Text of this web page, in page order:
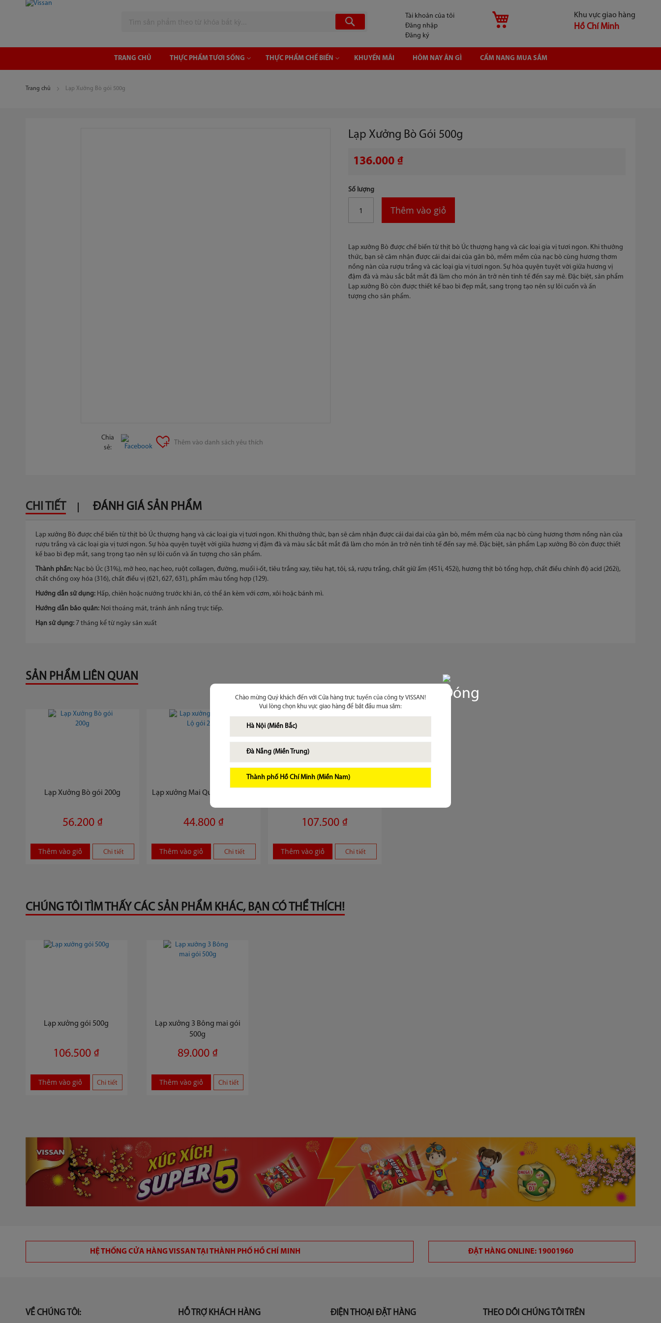
Tài khoản của tôi
Đăng nhập
Đăng ký
Khu vực giao hàng
Hồ Chí Minh
Chào mừng Quý khách đến với Cửa hàng trực tuyến của công ty VISSAN!
Vui lòng chọn khu vực giao hàng để bắt đầu mua sắm:
Hà Nội (Miền Bắc)
Đà Nẵng (Miền Trung)
Thành phố Hồ Chí Minh (Miền Nam)
TRANG CHỦ THỰC PHẨM TƯƠI SỐNG THỰC PHẨM CHẾ BIẾN KHUYẾN MÃI HÔM NAY ĂN GÌ CẨM NANG MUA SẮM
Trang chủ Lạp Xưởng Bò gói 500g
Lạp Xưởng Bò Gói 500g
136.000 ₫
Số lượng
Thêm vào giỏ
Lạp xưởng Bò được chế biến từ thịt bò Úc thượng hạng và các loại gia vị tươi ngon. Khi thưởng
thức, bạn sẽ cảm nhận được cái dai dai của gân bò, mềm mềm của nạc bò cùng hương thơm
nồng nàn của rượu trắng và các loại gia vị tươi ngon. Sự hòa quyện tuyệt vời giữa hương vị
đậm đà và màu sắc bắt mắt đã làm cho món ăn trở nên tinh tế đến say mê. Đặc biệt, sản phẩm
Lạp xưởng Bò còn được thiết kế bao bì đẹp mắt, sang trọng tạo nên sự lôi cuốn và ấn
tượng cho sản phẩm.
ảnh
Thêm vào danh sách yêu thích
Chia
sẻ:
CHI TIẾT
Lạp xưởng Bò được chế biến từ thịt bò Úc thượng hạng và các loại gia vị tươi ngon. Khi thưởng thức, bạn sẽ cảm nhận được cái dai dai của gân bò, mềm mềm của nạc bò cùng hương thơm nồng nàn của
rượu trắng và các loại gia vị tươi ngon. Sự hòa quyện tuyệt vời giữa hương vị đậm đà và màu sắc bắt mắt đã làm cho món ăn trở nên tinh tế đến say mê. Đặc biệt, sản phẩm Lạp xưởng Bò còn được thiết
kế bao bì đẹp mắt, sang trọng tạo nên sự lôi cuốn và ấn tượng cho sản phẩm.
Thành phần: Nạc bò Úc (31%), mỡ heo, nạc heo, ruột collagen, đường, muối i-ốt, tiêu trắng xay, tiêu hạt, tỏi, sả, rượu trắng, chất giữ ấm (451i, 452i), hương thịt bò tổng hợp, chất điều chỉnh độ acid (262i),
chất chống oxy hóa (316), chất điều vị (621, 627, 631), phẩm màu tổng hợp (129).
Hướng dẫn sử dụng: Hấp, chiên hoặc nướng trước khi ăn, có thể ăn kèm với cơm, xôi hoặc bánh mì.
Hướng dẫn bảo quản: Nơi thoáng mát, tránh ánh nắng trực tiếp.
Hạn sử dụng: 7 tháng kể từ ngày sản xuất
ĐÁNH GIÁ SẢN PHẨM
SẢN PHẨM LIÊN QUAN
Lạp Xưởng Bò gói 200g
56.200 ₫
Thêm vào giỏ Chi tiết
Lạp xưởng Mai Quế Lộ gói 200g
44.800 ₫
Thêm vào giỏ Chi tiết
107.500 ₫
Thêm vào giỏ Chi tiết
CHÚNG TÔI TÌM THẤY CÁC SẢN PHẨM KHÁC, BẠN CÓ THỂ THÍCH!
Lạp xưởng gói 500g
106.500 ₫
Thêm vào giỏ Chi tiết
Lạp xưởng 3 Bông mai gói
500g
89.000 ₫
Thêm vào giỏ Chi tiết
HỆ THỐNG CỬA HÀNG VISSAN TẠI THÀNH PHỐ HỒ CHÍ MINH ĐẶT HÀNG ONLINE: 19001960
VỀ CHÚNG TÔI: HỖ TRỢ KHÁCH HÀNG ĐIỆN THOẠI ĐẶT HÀNG THEO DÕI CHÚNG TÔI TRÊN